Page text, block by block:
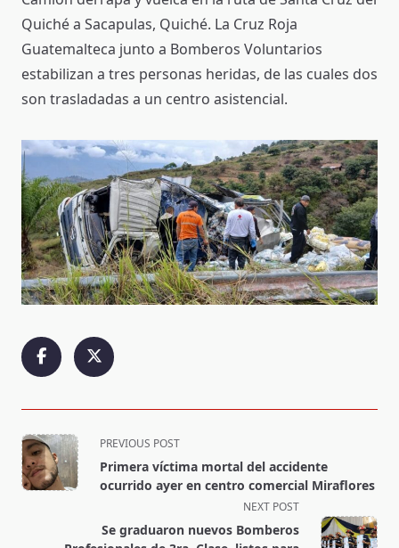
Quiché a Sacapulas, Quiché. La Cruz Roja
Guatemalteca junto a Bomberos Voluntarios
estabilizan a tres personas heridas, de las cuales dos
son trasladadas a un centro asistencial.
<span
class="nav-
subtitle
PREVIOUS POST
Primera víctima mortal del accidente
ocurrido ayer en centro comercial Miraflores
NEXT POST
Se graduaron nuevos Bomberos